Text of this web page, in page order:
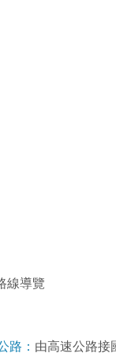
線導覽
路： 由高速公路接